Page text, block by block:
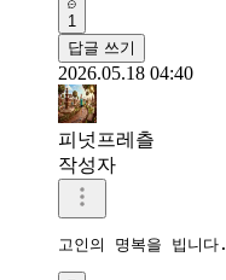
1
답글 쓰기
2026.05.18 04:40
피넛프레츨
작성자
고인의 명복을 빕니다.